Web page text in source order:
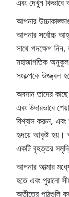
এবং দেখুন
আপনার
আপনার সর্বোচ্চ
সাথে পদক্ষেপ
মহাজাগতিক
সংকল্পকে উজ্জ্বল
অবদান তাদের
এবং উদারভাবে
বিশ্বাস করুন, এবং
হৃদয়ে আকৃষ্ট হয়।
একটি বৃহত্তর
আপনার আত্মার
হতে এবং পুরানো
অতীতের পাঠগুলি